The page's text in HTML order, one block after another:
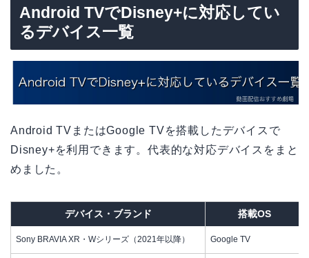
Android TVでDisney+に対応してい
るデバイス一覧
Android TVまたはGoogle TVを搭載したデバイスで
Disney+を利用できます。代表的な対応デバイスをまと
めました。
デバイス・ブランド 搭載OS
Sony BRAVIA XR・Wシリーズ（2021年以降） Google TV